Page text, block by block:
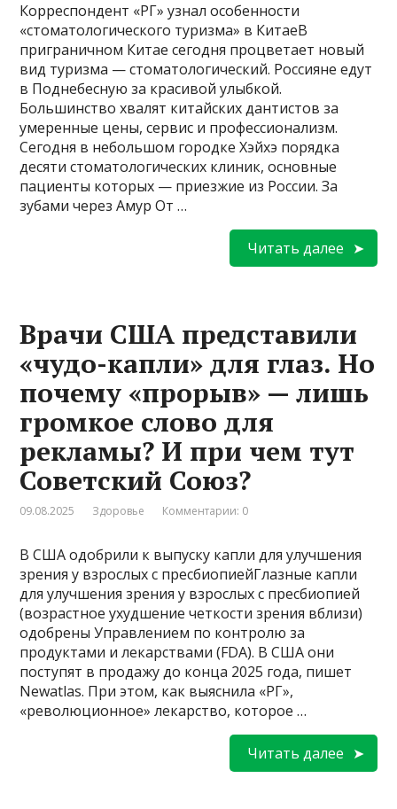
Корреспондент «РГ» узнал особенности
«стоматологического туризма» в КитаеВ
приграничном Китае сегодня процветает новый
вид туризма — стоматологический. Россияне едут
в Поднебесную за красивой улыбкой.
Большинство хвалят китайских дантистов за
умеренные цены, сервис и профессионализм.
Сегодня в небольшом городке Хэйхэ порядка
десяти стоматологических клиник, основные
пациенты которых — приезжие из России. За
зубами через Амур От …
Читать далее
Врачи США представили
«чудо-капли» для глаз. Но
почему «прорыв» — лишь
громкое слово для
рекламы? И при чем тут
Советский Союз?
09.08.2025 Здоровье Комментарии: 0
В США одобрили к выпуску капли для улучшения
зрения у взрослых с пресбиопиейГлазные капли
для улучшения зрения у взрослых с пресбиопией
(возрастное ухудшение четкости зрения вблизи)
одобрены Управлением по контролю за
продуктами и лекарствами (FDA). В США они
поступят в продажу до конца 2025 года, пишет
Newatlas. При этом, как выяснила «РГ»,
«революционное» лекарство, которое …
Читать далее